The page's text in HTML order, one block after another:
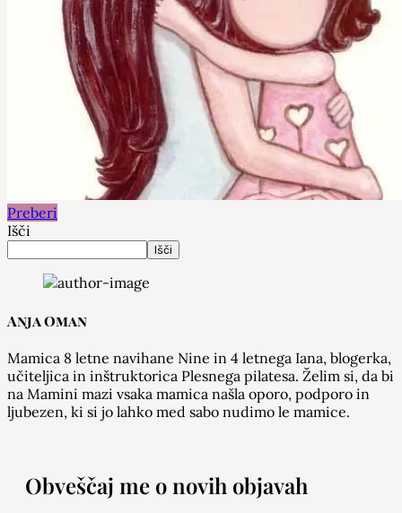
Preberi
Išči
Išči
Anja Oman
Mamica 8 letne navihane Nine in 4 letnega Iana, blogerka,
učiteljica in inštruktorica Plesnega pilatesa. Želim si, da bi
na Mamini mazi vsaka mamica našla oporo, podporo in
ljubezen, ki si jo lahko med sabo nudimo le mamice.
Obveščaj me o novih objavah